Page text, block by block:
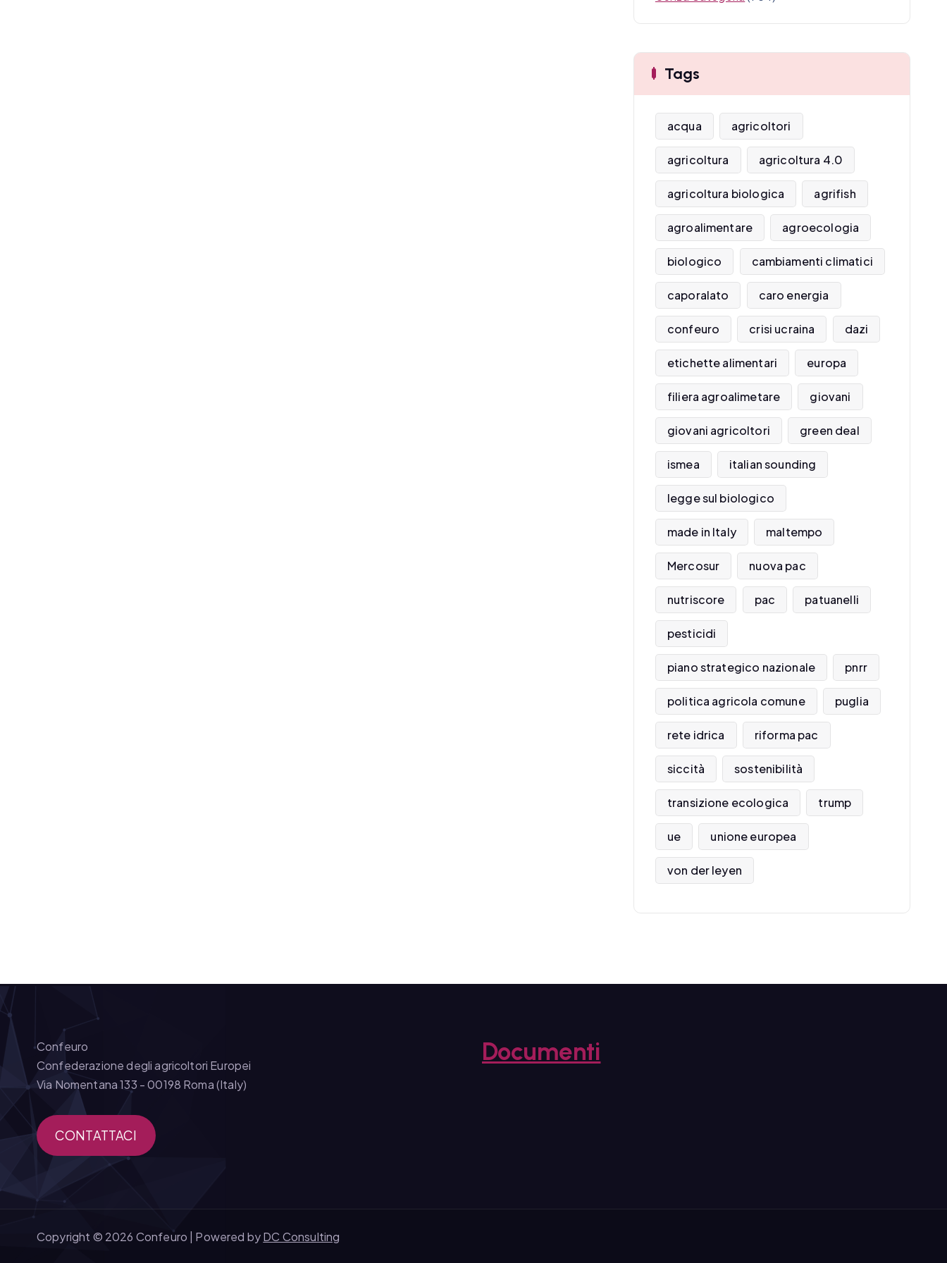
Tags
acqua agricoltori
agricoltura agricoltura 4.0
agricoltura biologica agrifish
agroalimentare agroecologia
biologico cambiamenti climatici
caporalato caro energia
confeuro crisi ucraina dazi
etichette alimentari europa
filiera agroalimetare giovani
giovani agricoltori green deal
ismea italian sounding
legge sul biologico
made in Italy maltempo
Mercosur nuova pac
nutriscore pac patuanelli
pesticidi
piano strategico nazionale pnrr
politica agricola comune puglia
rete idrica riforma pac
siccità sostenibilità
transizione ecologica trump
ue unione europea
von der leyen
Confeuro
Confederazione degli agricoltori Europei
Via Nomentana 133 - 00198 Roma (Italy)
CONTATTACI
Documenti
Copyright © 2026 Confeuro | Powered byDC Consulting